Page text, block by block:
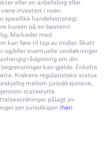
eller en anbefaling eller
investert i noen
spesifikk handelsstrategi.
kursen på en bestemt
Markeder med
kan føre til tap av midler. Skatt
og/eller eventuelle verdiøkninger
rådgivning om din
kan gjelde. Enkelte
Krakens regulatoriske status
mellom jurisdiksjonene,
statsstyrte
pålagt av
per jurisdiksjon (her).